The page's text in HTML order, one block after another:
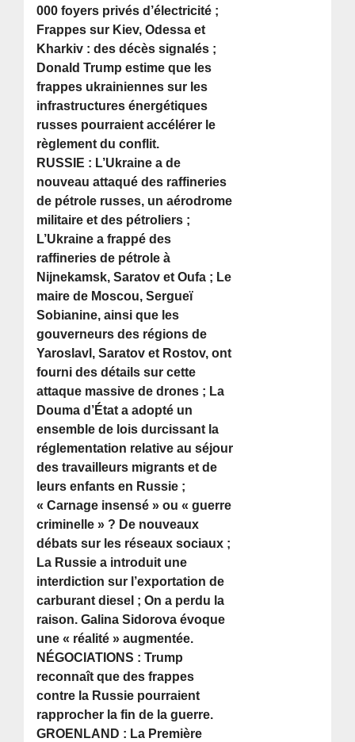
000 foyers privés d’électricité ;
Frappes sur Kiev, Odessa et
Kharkiv : des décès signalés ;
Donald Trump estime que les
frappes ukrainiennes sur les
infrastructures énergétiques
russes pourraient accélérer le
règlement du conflit.
RUSSIE : L’Ukraine a de
nouveau attaqué des raffineries
de pétrole russes, un aérodrome
militaire et des pétroliers ;
L’Ukraine a frappé des
raffineries de pétrole à
Nijnekamsk, Saratov et Oufa ; Le
maire de Moscou, Sergueï
Sobianine, ainsi que les
gouverneurs des régions de
Yaroslavl, Saratov et Rostov, ont
fourni des détails sur cette
attaque massive de drones ; La
Douma d’État a adopté un
ensemble de lois durcissant la
réglementation relative au séjour
des travailleurs migrants et de
leurs enfants en Russie ;
« Carnage insensé » ou « guerre
criminelle » ? De nouveaux
débats sur les réseaux sociaux ;
La Russie a introduit une
interdiction sur l’exportation de
carburant diesel ; On a perdu la
raison. Galina Sidorova évoque
une « réalité » augmentée.
NÉGOCIATIONS : Trump
reconnaît que des frappes
contre la Russie pourraient
rapprocher la fin de la guerre.
GROENLAND : La Première